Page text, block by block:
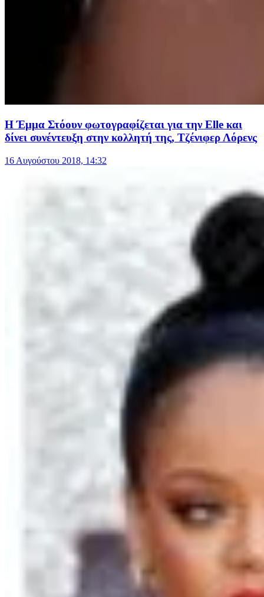
Η Έμμα Στόουν φωτογραφίζεται για την Elle και
δίνει συνέντευξη στην κολλητή της, Τζένιφερ Λόρενς
16 Αυγούστου 2018, 14:32